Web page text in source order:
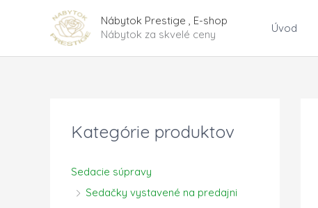
Nábytok Prestige , E-shop
Nábytok za skvelé ceny
Úvod
Kategórie produktov
Sedacie súpravy
Sedačky vystavené na predajni